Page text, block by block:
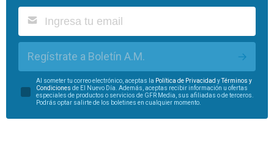
Regístrate a Boletín A.M.
Al someter tu correo electrónico, aceptas la Política de Privacidad yTérminos y
Condiciones de El Nuevo Día. Además, aceptas recibir información u ofertas
especiales de productos o servicios de GFR Media, sus afiliadas o de terceros.
Podrás optar salirte de los boletines en cualquier momento.